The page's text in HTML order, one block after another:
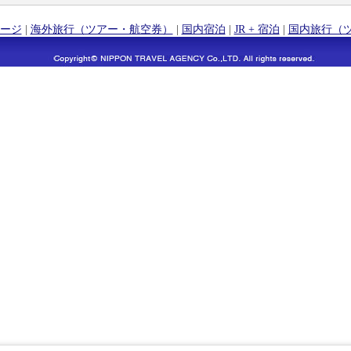
ジ | 海外旅行（ツアー・航空券） | 国内宿泊 | JR + 宿泊 | 国内旅行（